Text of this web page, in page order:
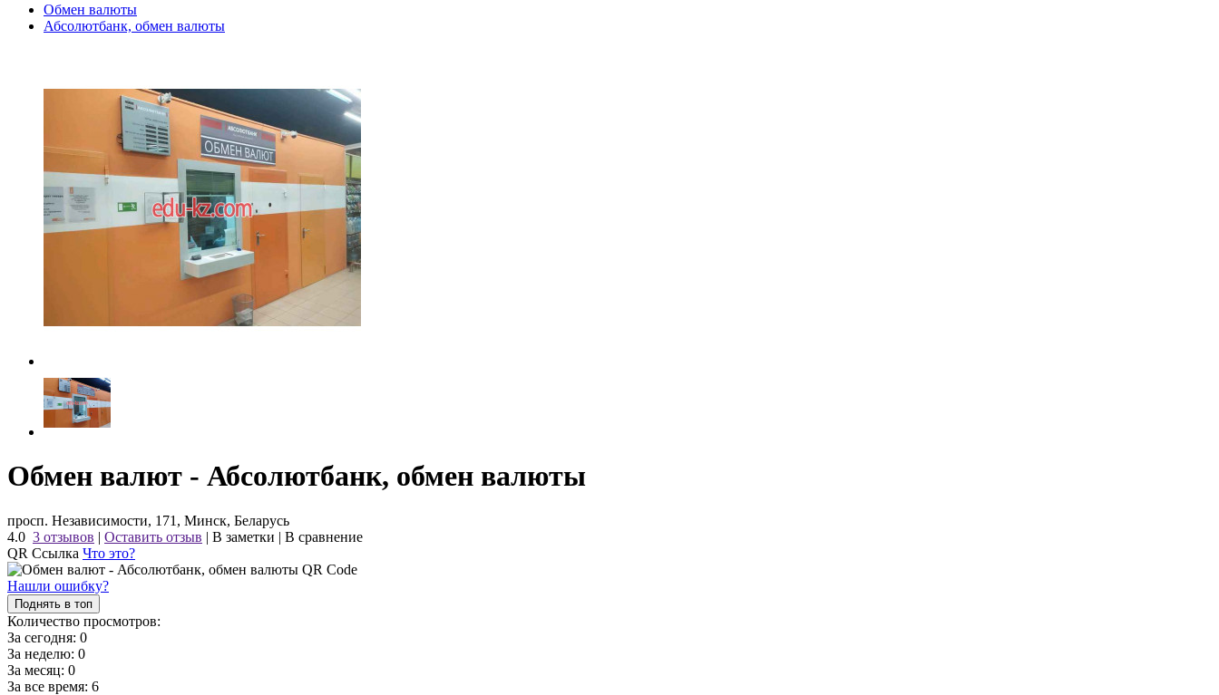
Обмен валюты
Абсолютбанк, обмен валюты
Обмен валют - Абсолютбанк, обмен валюты
просп. Независимости, 171, Минск, Беларусь
4.0 3 отзывов | Оставить отзыв | В заметки | В сравнение
QR Ссылка Что это?
Нашли ошибку?
Поднять в топ
Количество просмотров:
За сегодня: 0
За неделю: 0
За месяц: 0
За все время: 6